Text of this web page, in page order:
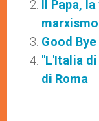
Il Papa,
Good
"L'Italia
di Roma